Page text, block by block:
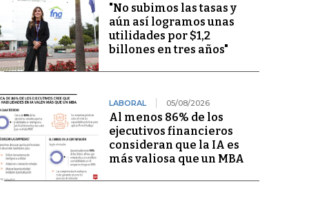
"No subimos las tasas y
aún así logramos unas
utilidades por $1,2
billones en tres años"
LABORAL 05/08/2026
Al menos 86% de los
ejecutivos financieros
consideran que la IA es
más valiosa que un MBA